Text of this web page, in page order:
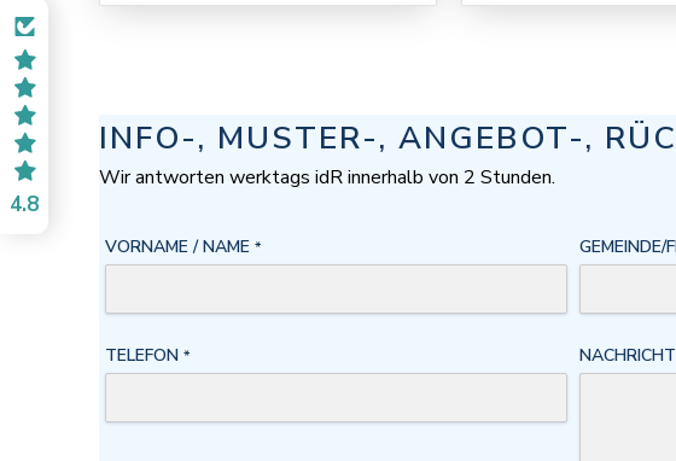
INFO-, MUSTER-, ANGEBOT-,
Wir antworten werktags idR innerhalb von 2 Stunden.
VORNAME / NAME * GEMEINDE/
TELEFON * NACHRICHT
4.8